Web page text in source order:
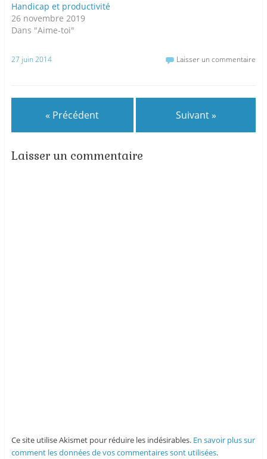
Handicap et productivité
26 novembre 2019
Dans "Aime-toi"
27 juin 2014 Laisser un commentaire
« Précédent Suivant »
Laisser un commentaire
Ce site utilise Akismet pour réduire les indésirables. En savoir plus sur
comment les données de vos commentaires sont utilisées.